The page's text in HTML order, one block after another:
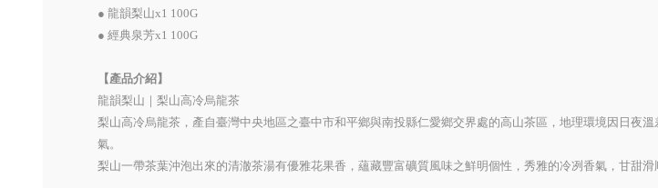
● 龍韻梨山x1 100G
● 經典泉芳x1 100G
【產品介紹】
龍韻梨山｜梨山高冷烏龍茶
梨山高冷烏龍茶，產自臺灣中央地區之臺中市和平鄉與南投縣仁愛鄉交界處的高山茶區，地理環境因日夜
氣。
梨山一帶茶葉沖泡出來的清澈茶湯有優雅花果香，蘊藏豐富礦質風味之鮮明個性，秀雅的冷冽香氣，甘甜